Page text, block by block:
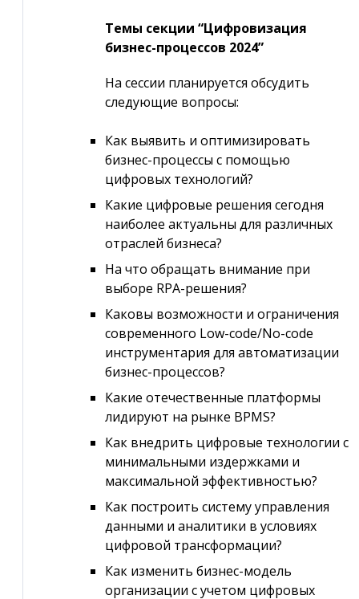
Темы секции “Цифровизация
бизнес-процессов 2024”
На сессии планируется обсудить
следующие вопросы:
Как выявить и оптимизировать
бизнес-процессы с помощью
цифровых технологий?
Какие цифровые решения сегодня
наиболее актуальны для различных
отраслей бизнеса?
На что обращать внимание при
выборе RPA-решения?
Каковы возможности и ограничения
современного Low-code/No-code
инструментария для автоматизации
бизнес-процессов?
Какие отечественные платформы
лидируют на рынке BPMS?
Как внедрить цифровые технологии с
минимальными издержками и
максимальной эффективностью?
Как построить систему управления
данными и аналитики в условиях
цифровой трансформации?
Как изменить бизнес-модель
организации с учетом цифровых